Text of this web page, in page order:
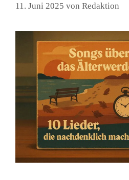
11. Juni 2025 von Redaktion